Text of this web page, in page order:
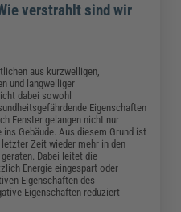
verstrahlt sind wir
aus kurzwelligen,
und langwelliger
dabei sowohl
Eigenschaften
Fenster gelangen nicht nur
Gebäude. Aus diesem Grund ist
Zeit wieder mehr in den
Dabei leitet die
Energie eingespart oder
Eigenschaften des
Eigenschaften reduziert